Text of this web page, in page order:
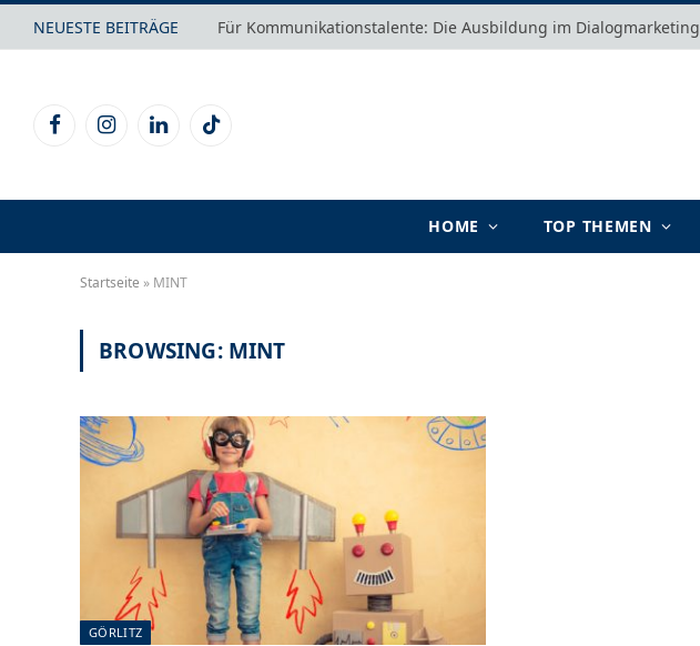
NEUESTE BEITRÄGE Für Kommunikationstalente: Die Ausbildung im Dialogmarketing
FacebookInstagramLinkedInTikTok
HOME TOP THEMEN
Startseite » MINT
BROWSING: MINT
GÖRLITZ